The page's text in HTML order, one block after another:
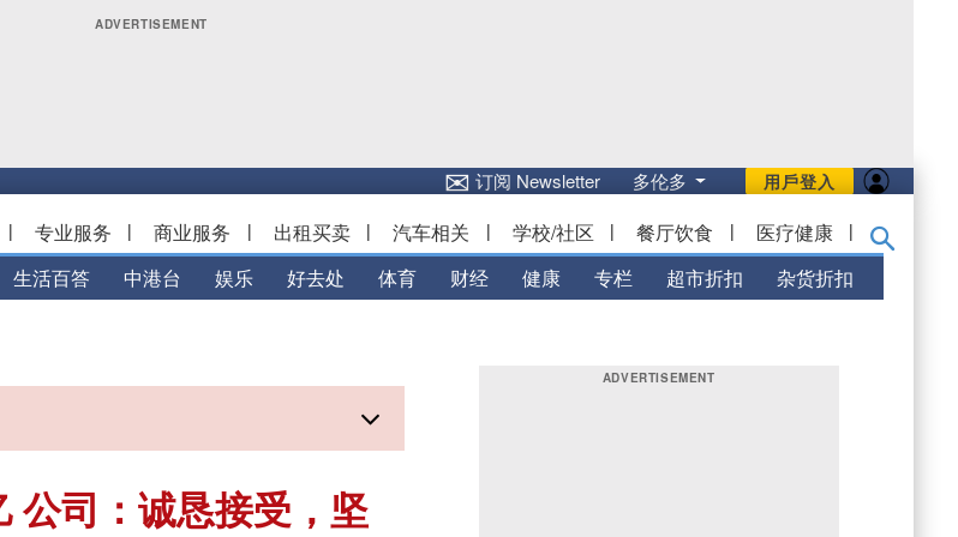
用戶登入
✉订阅 Newsletter 多伦多
| 专业服务 | 商业服务 | 出租买卖 | 汽车相关 | 学校/社区 | 餐厅饮食 | 医疗健康 |
生活百答 中港台 娱乐 好去处 体育 财经 健康 专栏 超市折扣 杂货折扣
公司：诚恳接受，坚